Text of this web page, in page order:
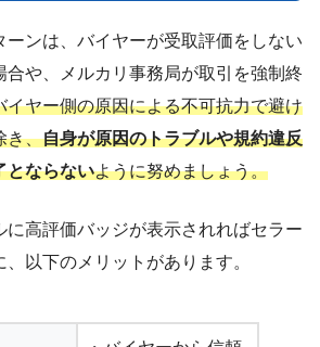
ーンは、バイヤーが受取評価をしない
合や、メルカリ事務局が取引を強制終
イヤー側の原因による不可抗力で避け
き、自身が原因のトラブルや規約違反
とならないように努めましょう。
に高評価バッジが表示されればセラー
以下のメリットがあります。